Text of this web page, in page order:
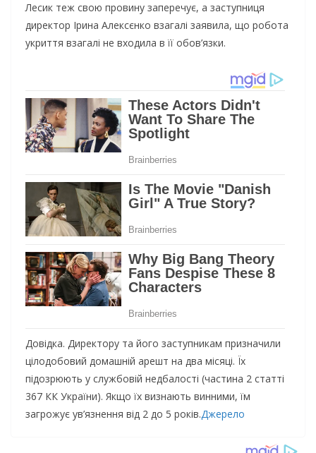
Лесик теж свою провину заперечує, а заступниця
директор Ірина Алексєнко взагалі заявила, що робота
укриття взагалі не входила в її обов’язки.
Довідка. Директору та його заступникам призначили
цілодобовий домашній арешт на два місяці. Їх
підозрюють у службовій недбалості (частина 2 статті
367 КК України). Якщо їх визнають винними, їм
загрожує ув’язнення від 2 до 5 років.Джерело